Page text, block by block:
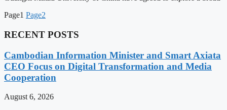
Page1 Page2
RECENT POSTS
Cambodian Information Minister and Smart Axiata
CEO Focus on Digital Transformation and Media
Cooperation
August 6, 2026